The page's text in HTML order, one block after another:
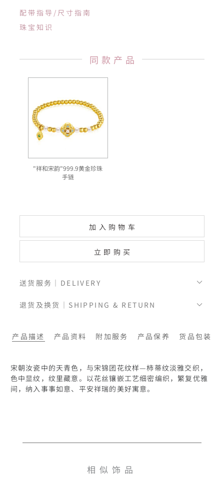
配带指导/尺寸指南
珠宝知识
同款产品
"祥和宋韵"999.9黄金珍珠
手链
加入购物车
立即购买
送货服务｜DELIVERY
退货及换货｜SHIPPING & RETURN
产品描述 产品资料 附加服务 产品保养 货品包装
宋朝汝瓷中的天青色，与宋锦团花纹样—柿蒂纹淡雅交织，
色中显纹，纹里藏意。以花丝镶嵌工艺细密编织，繁复优雅
间，纳入事事如意、平安祥瑞的美好寓意。
相似饰品